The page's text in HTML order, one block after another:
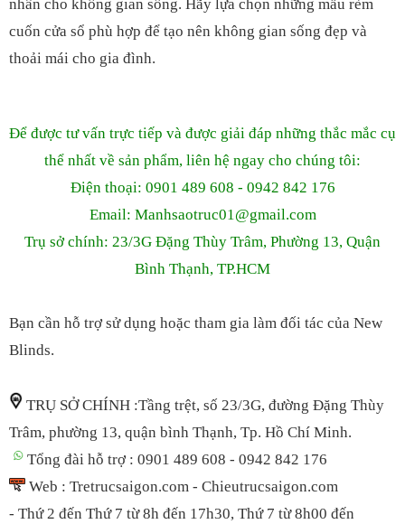
nhân cho không gian sống. Hãy lựa chọn những mẫu rèm
cuốn cửa sổ phù hợp để tạo nên không gian sống đẹp và
thoải mái cho gia đình.
Để được tư vấn trực tiếp và được giải đáp những thắc mắc cụ
thể nhất về sản phẩm, liên hệ ngay cho chúng tôi:
Điện thoại: 0901 489 608 - 0942 842 176
Email: Manhsaotruc01@gmail.com
Trụ sở chính: 23/3G Đặng Thùy Trâm, Phường 13, Quận
Bình Thạnh, TP.HCM
Bạn cần hỗ trợ sử dụng hoặc tham gia làm đối tác của New
Blinds.
TRỤ SỞ CHÍNH :Tầng trệt, số 23/3G, đường Đặng Thùy
Trâm, phường 13, quận bình Thạnh, Tp. Hồ Chí Minh.
Tổng đài hỗ trợ : 0901 489 608 - 0942 842 176
Web : Tretrucsaigon.com - Chieutrucsaigon.com
- Thứ 2 đến Thứ 7 từ 8h đến 17h30, Thứ 7 từ 8h00 đến